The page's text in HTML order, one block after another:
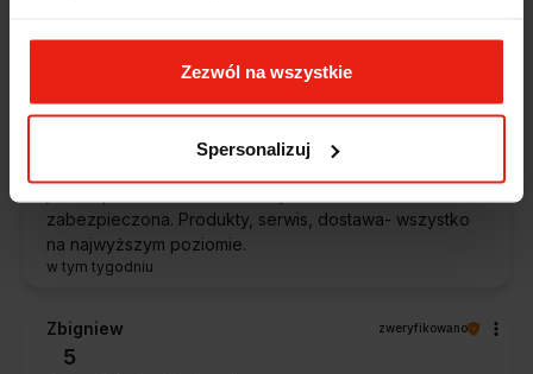
Zezwól na wszystkie
Spersonalizuj
5
Przesympatyczna obsługa. Zachęcam każdego do
zabezpieczona. Produkty, serwis, dostawa- wszystko
na najwyższym poziomie.
w tym tygodniu
Zbigniew zweryfikowano
5